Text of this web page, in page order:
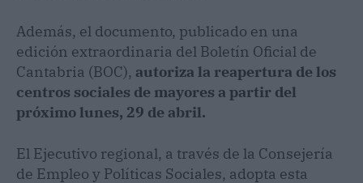
Además, el documento, publicado en una
edición extraordinaria del Boletín Oficial de
Cantabria (BOC), autoriza la reapertura de los
centros sociales de mayores a partir del
próximo lunes, 29 de abril.
El Ejecutivo regional, a través de la Consejería
de Empleo y Políticas Sociales, adopta esta